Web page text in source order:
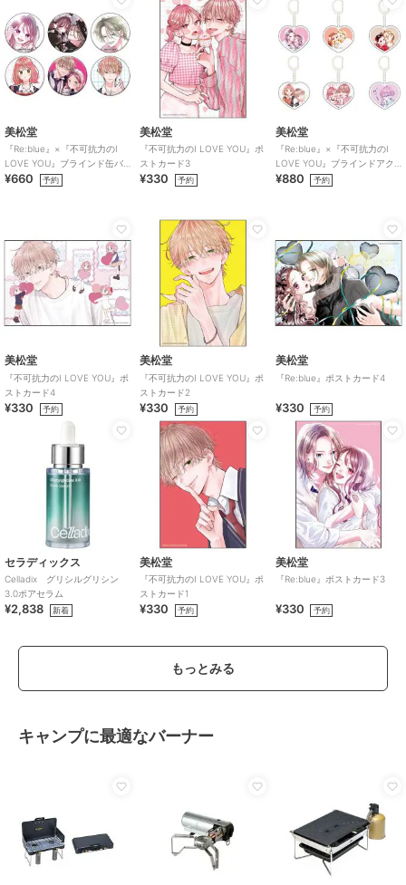
美松堂
『Re:blue』×『不可抗力のI
LOVE YOU』ブラインド缶バ
ッジ（全6種）
¥660 予約
美松堂
『不可抗力のI LOVE YOU』ポ
ストカード3
¥330 予約
美松堂
『Re:blue』×『不可抗力のI
LOVE YOU』ブラインドアク
リルキーホルダー（全6種）
¥880 予約
美松堂
『不可抗力のI LOVE YOU』ポ
ストカード4
¥330 予約
美松堂
『不可抗力のI LOVE YOU』ポ
ストカード2
¥330 予約
美松堂
『Re:blue』ポストカード4
¥330 予約
セラディックス
Celladix グリシルグリシン
3.0ポアセラム
¥2,838 新着
美松堂
『不可抗力のI LOVE YOU』ポ
ストカード1
¥330 予約
美松堂
『Re:blue』ポストカード3
¥330 予約
もっとみる
キャンプに最適なバーナー